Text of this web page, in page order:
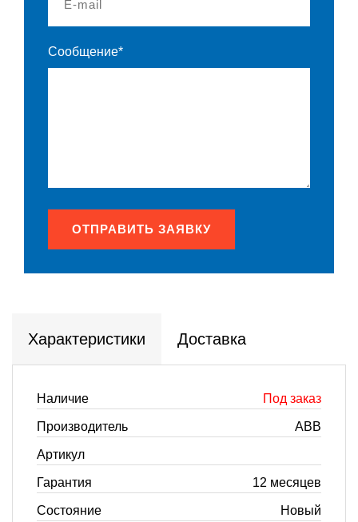
Сообщение*
ОТПРАВИТЬ ЗАЯВКУ
Характеристики Доставка
Наличие Под заказ
Производитель ABB
Артикул
Гарантия 12 месяцев
Состояние Новый